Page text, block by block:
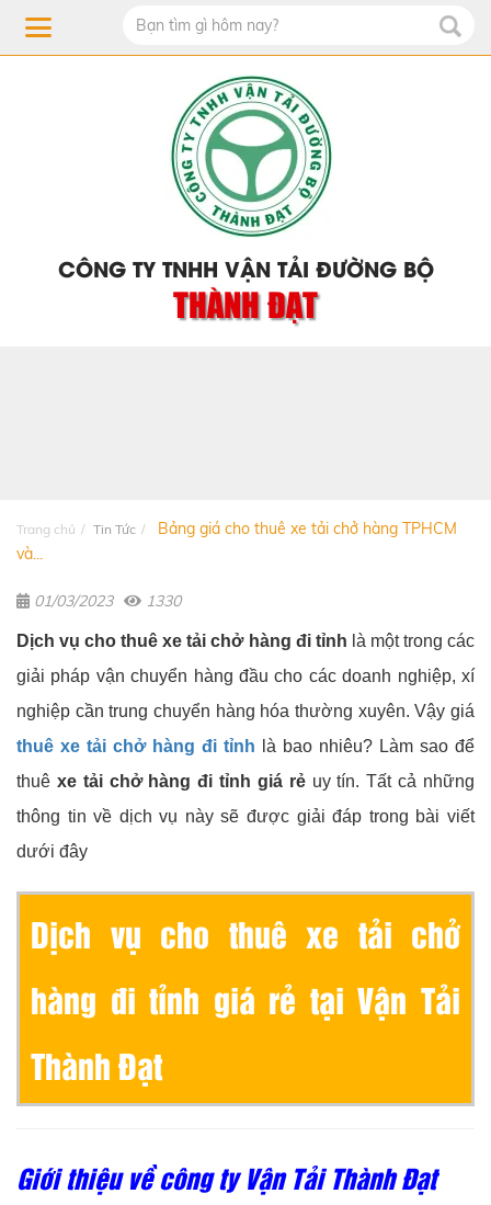
CÔNG TY TNHH VẬN TẢI ĐƯỜNG BỘ
THÀNH ĐẠT
Trang chủ Tin Tức
Bảng giá cho thuê xe tải chở hàng TPHCM
và...
01/03/2023 1330
Dịch vụ cho thuê xe tải chở hàng đi tỉnh là một trong các
giải pháp vận chuyển hàng đầu cho các doanh nghiệp, xí
nghiệp cần trung chuyển hàng hóa thường xuyên. Vậy giá
thuê xe tải chở hàng đi tỉnh là bao nhiêu? Làm sao để
thuê xe tải chở hàng đi tỉnh giá rẻuy tín. Tất cả những
thông tin về dịch vụ này sẽ được giải đáp trong bài viết
dưới đây
Dịch vụ cho thuê xe tải chở
hàng đi tỉnh giá rẻ tại Vận Tải
Thành Đạt
Giới thiệu về công ty Vận Tải Thành Đạt